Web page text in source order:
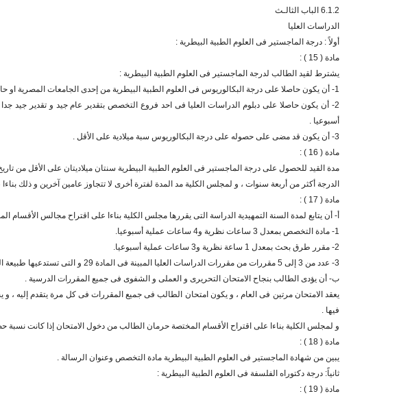
6.1.2 الباب الثالـث
الدراسات العليا
أولاً : درجة الماجستير فى العلوم الطبية البيطرية :
مادة ( 15 ) :
يشترط لقيد الطالب لدرجة الماجستير فى العلوم الطبية البيطرية :
1- أن يكون حاصلا على درجة البكالوريوس فى العلوم الطبية البيطرية من إحدى الجامعات المصرية او حاصلا على درجة معادلة لها من معهد علمى أخر معترف به من الجامعة و ذلك بتقدير عام جيد و تقدير جيد جدا فى مادة التخصص على الأقل ، أو :
أسبوعيا .
3- أن يكون قد مضى على حصوله على درجة البكالوريوس سبة ميلادية على الأقل .
مادة ( 16 ) :
مدة القيد للحصول على درجة الماجستير فى العلوم الطبية البيطرية سنتان ميلاديتان على الأقل من
الدرجة أكثر من أربعة سنوات ، و لمجلس الكلية مد المدة لفترة أخرى لا تتجاوز عامين آخرين و ذلك
مادة ( 17 ) :
أ- أن يتابع لمدة السنة التمهيدية الدراسة التى يقررها مجلس الكلية بناءا على اقتراح مجالس
1- مادة التخصص بمعدل 3 ساعات نظرية و4 ساعات عملية أسبوعيا.
2- مقرر طرق بحث بمعدل 1 ساعة نظرية و3 ساعات عملية أسبوعيا.
3- عدد من 3 إلى 5 مقررات من مقررات الدراسات العليا المبينة فى المادة 29 و التى تستدعيها طبيعة البحث من المواد المساعدة نظريا و عمليا .
ب- أن يؤدى الطالب بنجاح الامتحان التحريرى و العملى و الشفوى فى جميع المقررات الدرسية .
يعقد الامتحان مرتين فى العام ، و يكون امتحان الطالب فى جميع المقررات فى كل مرة يتقدم إليه
فيها .
و لمجلس الكلية بناءا على اقتراح الأقسام المختصة حرمان الطالب من دخول الامتحان إذا كانت نسبة حضوره تقل عن 75 ٪ . و فى حالة حرمانة عليه إعادة جميع
مادة ( 18 ) :
يبين من شهادة الماجستير فى العلوم الطبية البيطرية مادة التخصص وعنوان الرسالة .
ثانياً: درجة دكتوراه الفلسفة فى العلوم الطبية البيطرية :
مادة ( 19 ) :